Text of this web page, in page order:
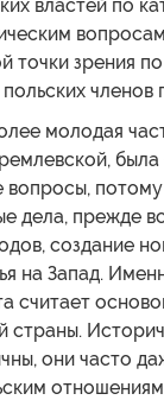
властей по
точки зрения
членов
молодая
была
вопросы,
дела, прежде
создание
на Запад.
считает
страны.
они часто